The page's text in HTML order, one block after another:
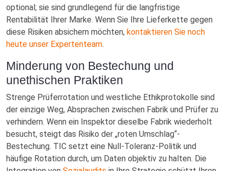
optional; sie sind grundlegend für die langfristige
Rentabilität Ihrer Marke. Wenn Sie Ihre Lieferkette gegen
diese Risiken absichern möchten, kontaktieren Sie noch
heute unser Expertenteam.
Minderung von Bestechung und
unethischen Praktiken
Strenge Prüferrotation und westliche Ethikprotokolle sind
der einzige Weg, Absprachen zwischen Fabrik und Prüfer zu
verhindern. Wenn ein Inspektor dieselbe Fabrik wiederholt
besucht, steigt das Risiko der „roten Umschlag“-
Bestechung. TIC setzt eine Null-Toleranz-Politik und
häufige Rotation durch, um Daten objektiv zu halten. Die